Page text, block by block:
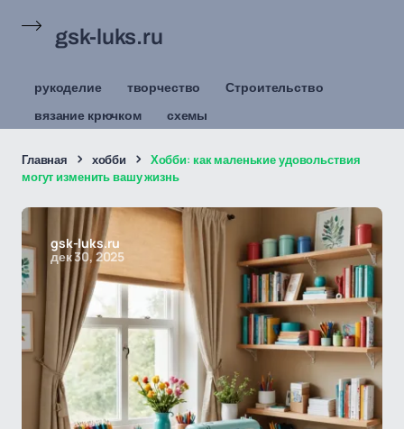
gsk-luks.ru
рукоделие творчество
Строительство
вязание крючком
схемы
Главная хобби
Хобби: как маленькие удовольствия
могут изменить вашу жизнь
gsk-luks.ru
дек 30, 2025